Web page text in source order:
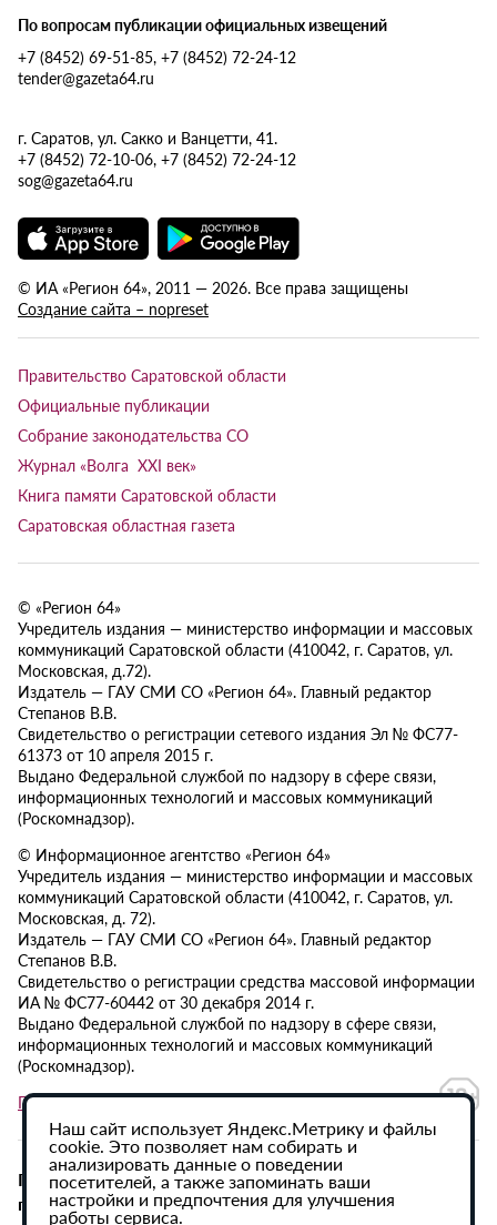
По вопросам публикации официальных извещений
+7 (8452) 69-51-85, +7 (8452) 72-24-12
tender@gazeta64.ru
г. Саратов, ул. Сакко и Ванцетти, 41.
+7 (8452) 72-10-06, +7 (8452) 72-24-12
sog@gazeta64.ru
© ИА «Регион 64», 2011 — 2026. Все права защищены
Создание сайта – nopreset
Правительство Саратовской области
Официальные публикации
Собрание законодательства СО
Журнал «Волга XXI век»
Книга памяти Саратовской области
Саратовская областная газета
© «Регион 64»
Учредитель издания — министерство информации и массовых
коммуникаций Саратовской области (410042, г. Саратов, ул.
Московская, д.72).
Издатель — ГАУ СМИ СО «Регион 64». Главный редактор
Степанов В.В.
Свидетельство о регистрации сетевого издания Эл № ФС77-
61373 от 10 апреля 2015 г.
Выдано Федеральной службой по надзору в сфере связи,
информационных технологий и массовых коммуникаций
(Роскомнадзор).
© Информационное агентство «Регион 64»
Учредитель издания — министерство информации и массовых
коммуникаций Саратовской области (410042, г. Саратов, ул.
Московская, д. 72).
Издатель — ГАУ СМИ СО «Регион 64». Главный редактор
Степанов В.В.
Свидетельство о регистрации средства массовой информации
ИА № ФС77-60442 от 30 декабря 2014 г.
Выдано Федеральной службой по надзору в сфере связи,
информационных технологий и массовых коммуникаций
(Роскомнадзор).
Политика в отношении обработки персональных данных
При использовании материалов сайта активная
гиперссылка на ИА «Регион 64» обязательна.
Наш сайт использует Яндекс.Метрику и файлы
cookie. Это позволяет нам собирать и
анализировать данные о поведении
посетителей, а также запоминать ваши
настройки и предпочтения для улучшения
работы сервиса.